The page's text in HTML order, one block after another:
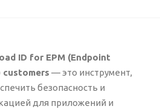
ID for EPM (Endpoint
customers — это инструмент,
безопасность и
для приложений и